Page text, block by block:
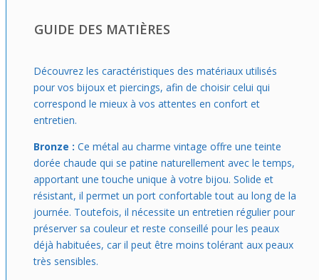
l'ordinaire sans aller dans l'excès, cette pièce est parfaite.
Elle s'imagine facilement en accompagnement d'une
soirée. Facile à enfiler et à associer, elle encourage à oser
une touche marquante avec confort. En plus, en cas de
doute sur la taille, l'échange est pris en charge, idéal pour
te lancer sereinement.
GUIDE DES MATIÈRES
Découvrez les caractéristiques des matériaux utilisés
pour vos bijoux et piercings, afin de choisir celui qui
correspond le mieux à vos attentes en confort et
entretien.
Bronze : Ce métal au charme vintage offre une teinte
dorée chaude qui se patine naturellement avec le temps,
apportant une touche unique à votre bijou. Solide et
résistant, il permet un port confortable tout au long de la
journée. Toutefois, il nécessite un entretien régulier pour
préserver sa couleur et reste conseillé pour les peaux
déjà habituées, car il peut être moins tolérant aux peaux
très sensibles.